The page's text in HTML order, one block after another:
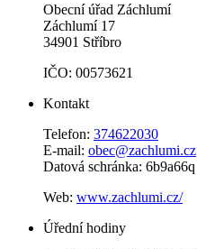
Obecní úřad Záchlumí
Záchlumí 17
34901 Stříbro
IČO: 00573621
Kontakt
Telefon: 374622030
E-mail: obec@zachlumi.cz
Datová schránka: 6b9a66q
Web: www.zachlumi.cz/
Úřední hodiny